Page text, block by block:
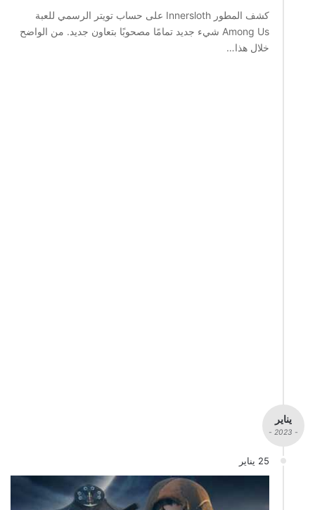
كشف المطور Innersloth على حساب تويتر الرسمي للعبة
Among Us شيء جديد تمامًا مصحوبًا بتعاون جديد. من الواضح
خلال هذا…
يناير
- 2023 -
25 يناير